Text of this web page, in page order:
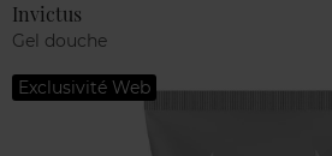
Invictus
Gel douche
Exclusivité Web